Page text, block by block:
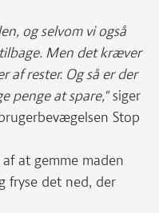
og selvom vi også
Men det kræver
af rester. Og så er der
penge at spare,"siger
Stop
at gemme maden
fryse det ned, der